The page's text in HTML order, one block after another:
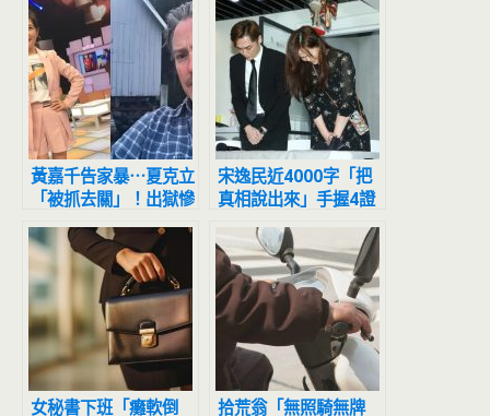
黃嘉千告家暴⋯夏克立
「被抓去關」！出獄慘
到和流浪漢睡橋下
宋逸民近4000字「把
真相說出來」手握4證
據曝小甜甜玩雙面手法
女秘書下班「癱軟倒
拾荒翁「無照騎無牌